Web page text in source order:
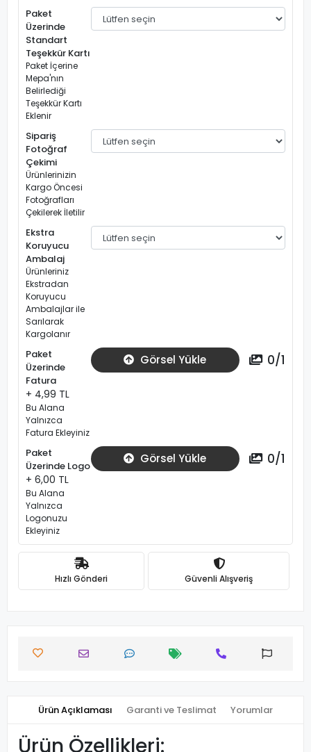
Paket
Üzerinde
Standart
Teşekkür Kartı
Paket İçerine
Mepa'nın
Belirlediği
Teşekkür Kartı
Eklenir
Sipariş
Fotoğraf
Çekimi
Ürünlerinizin
Kargo Öncesi
Fotoğrafları
Çekilerek İletilir
Ekstra
Koruyucu
Ambalaj
Ürünleriniz
Ekstradan
Koruyucu
Ambalajlar ile
Sarılarak
Kargolanır
Paket
Üzerinde
Fatura
+ 4,99 TL
Bu Alana
Yalnızca
Fatura Ekleyiniz
Görsel Yükle 0/1
Paket
Üzerinde Logo
+ 6,00 TL
Bu Alana
Yalnızca
Logonuzu
Ekleyiniz
Görsel Yükle 0/1
Hızlı Gönderi Güvenli Alışveriş
Ürün Açıklaması Garanti ve Teslimat Yorumlar
Ürün Özellikleri: